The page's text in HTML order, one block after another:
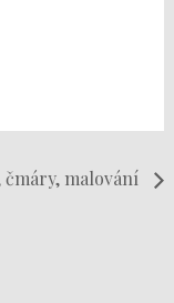
čmáry, malování